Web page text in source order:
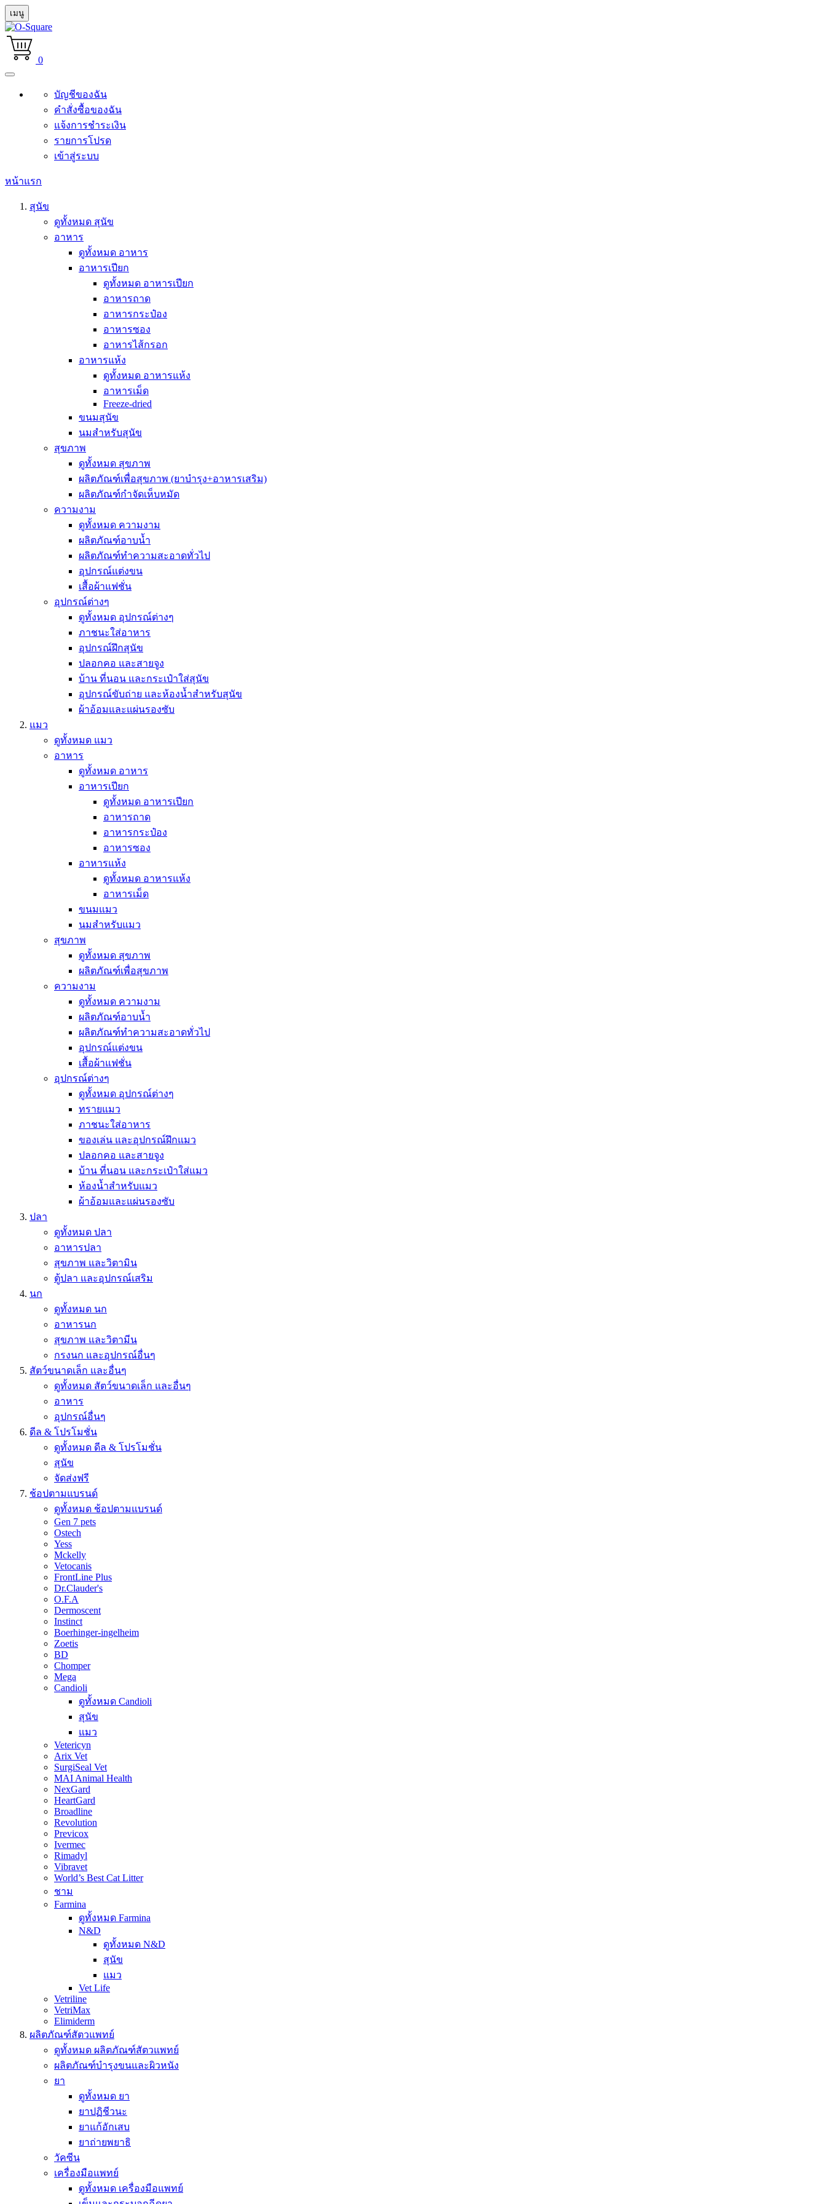
เมนู
0
บัญชีของฉัน
คำสั่งซื้อของฉัน
แจ้งการชำระเงิน
รายการโปรด
เข้าสู่ระบบ
หน้าแรก
สุนัข
ดูทั้งหมด สุนัข
อาหาร
ดูทั้งหมด อาหาร
อาหารเปียก
ดูทั้งหมด อาหารเปียก
อาหารถาด
อาหารกระป๋อง
อาหารซอง
อาหารไส้กรอก
อาหารแห้ง
ดูทั้งหมด อาหารแห้ง
อาหารเม็ด
Freeze-dried
ขนมสุนัข
นมสำหรับสุนัข
สุขภาพ
ดูทั้งหมด สุขภาพ
ผลิตภัณฑ์เพื่อสุขภาพ (ยาบำรุง+อาหารเสริม)
ผลิตภัณฑ์กำจัดเห็บหมัด
ความงาม
ดูทั้งหมด ความงาม
ผลิตภัณฑ์อาบน้ำ
ผลิตภัณฑ์ทำความสะอาดทั่วไป
อุปกรณ์แต่งขน
เสื้อผ้าแฟชั่น
อุปกรณ์ต่างๆ
ดูทั้งหมด อุปกรณ์ต่างๆ
ภาชนะใส่อาหาร
อุปกรณ์ฝึกสุนัข
ปลอกคอ และสายจูง
บ้าน ที่นอน และกระเป๋าใส่สุนัข
อุปกรณ์ขับถ่าย และห้องน้ำสำหรับสุนัข
ผ้าอ้อมและแผ่นรองซับ
แมว
ดูทั้งหมด แมว
อาหาร
ดูทั้งหมด อาหาร
อาหารเปียก
ดูทั้งหมด อาหารเปียก
อาหารถาด
อาหารกระป๋อง
อาหารซอง
อาหารแห้ง
ดูทั้งหมด อาหารแห้ง
อาหารเม็ด
ขนมแมว
นมสำหรับแมว
สุขภาพ
ดูทั้งหมด สุขภาพ
ผลิตภัณฑ์เพื่อสุขภาพ
ความงาม
ดูทั้งหมด ความงาม
ผลิตภัณฑ์อาบน้ำ
ผลิตภัณฑ์ทำความสะอาดทั่วไป
อุปกรณ์แต่งขน
เสื้อผ้าแฟชั่น
อุปกรณ์ต่างๆ
ดูทั้งหมด อุปกรณ์ต่างๆ
ทรายแมว
ภาชนะใส่อาหาร
ของเล่น และอุปกรณ์ฝึกแมว
ปลอกคอ และสายจูง
บ้าน ที่นอน และกระเป๋าใส่แมว
ห้องน้ำสำหรับแมว
ผ้าอ้อมและแผ่นรองซับ
ปลา
ดูทั้งหมด ปลา
อาหารปลา
สุขภาพ และวิตามิน
ตู้ปลา และอุปกรณ์เสริม
นก
ดูทั้งหมด นก
อาหารนก
สุขภาพ และวิตามีน
กรงนก และอุปกรณ์อื่นๆ
สัตว์ขนาดเล็ก และอื่นๆ
ดูทั้งหมด สัตว์ขนาดเล็ก และอื่นๆ
อาหาร
อุปกรณ์อื่นๆ
ดีล & โปรโมชั่น
ดูทั้งหมด ดีล & โปรโมชั่น
สุนัข
จัดส่งฟรี
ช้อปตามแบรนด์
ดูทั้งหมด ช้อปตามแบรนด์
Gen 7 pets
Ostech
Yess
Mckelly
Vetocanis
FrontLine Plus
Dr.Clauder's
O.F.A
Dermoscent
Instinct
Boerhinger-ingelheim
Zoetis
BD
Chomper
Mega
Candioli
ดูทั้งหมด Candioli
สุนัข
แมว
Vetericyn
Arix Vet
SurgiSeal Vet
MAI Animal Health
NexGard
HeartGard
Broadline
Revolution
Previcox
Ivermec
Rimadyl
Vibravet
World’s Best Cat Litter
ชาม
Farmina
ดูทั้งหมด Farmina
N&D
ดูทั้งหมด N&D
สุนัข
แมว
Vet Life
Vetriline
VetriMax
Elimiderm
ผลิตภัณฑ์สัตวแพทย์
ดูทั้งหมด ผลิตภัณฑ์สัตวแพทย์
ผลิตภัณฑ์บำรุงขนและผิวหนัง
ยา
ดูทั้งหมด ยา
ยาปฏิชีวนะ
ยาแก้อักเสบ
ยาถ่ายพยาธิ
วัคซีน
เครื่องมือแพทย์
ดูทั้งหมด เครื่องมือแพทย์